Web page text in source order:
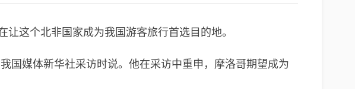
这个北非国家成为我国游客旅行首选目的地。
国媒体新华社采访时说。他在采访中重申，摩洛哥期望成为